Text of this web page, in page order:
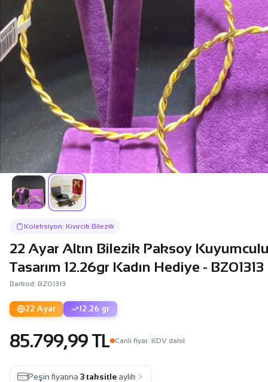
Koleksiyon: Kıvırcık Bilezik
22 Ayar Altın Bilezik Paksoy
Tasarım 12.26gr Kadın Hediye - BZ01313
Barkod: BZ01313
22 Ayar 12.26 gr
85.799,99 TL Canli fiyat· KDV dahil
Peşin fiyatına 3 taksitle aylık